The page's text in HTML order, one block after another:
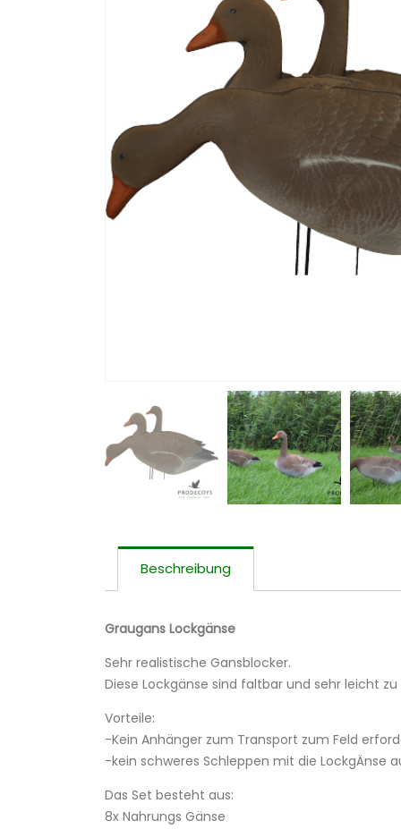
Beschreibung
Graugans Lockgänse
Sehr realistische Gansblocker.
Diese Lockgänse sind faltbar und sehr leicht
Vorteile:
-Kein Anhänger zum Transport zum Feld
-kein schweres Schleppen mit die LockgÄnse
Das Set besteht aus:
8x Nahrungs Gänse